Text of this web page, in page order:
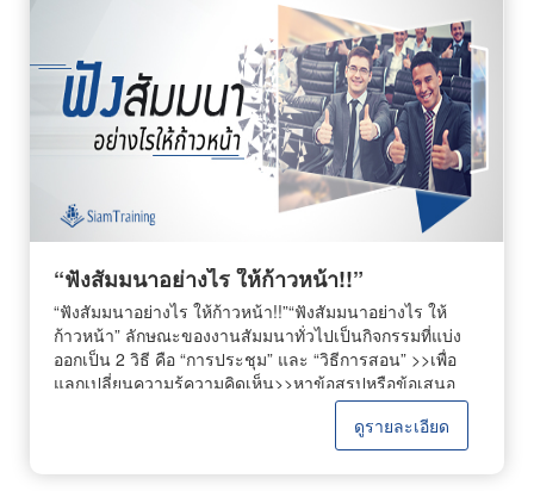
คนอื่นเชิดชูคุณจากใจจริงอีกด้วย 4.หาจินตนาการ
จินตนาการ คือ หนทางนำไปสู่ความสำเร็จ ดังนั้น วิธีสร้าง
จินตนาการง่ายๆ เลยคุณต้องลองวาดฝันว่า คุณอยากทำ
อะไร ต้องการประสบความสำเร็จด้านไหน แล้วตัวเองมี
ความถนัดเรื่องอะไร โดยต้องนำทั้งหมดมารวมกันเพื่อสร้าง
จินตนาการนั้นออกมา แล้วคุณก็จะเห็นลู่ทางในการลงมือทำ
เอง 5.ออกค้นหาการออกค้นหาสามารถให้อะไรคุณได้มาก
เลยทีเดียว ทั้งความรู้ แนวคิดใหม่ๆ จินตนาการ ความ
สร้างสรรค์ และอีกมากมาย ดังนั้น การออกค้นหาสิ่งที่ตัวเอง
ต้องการบนโลกกว้างก็ช่วยได้เยอะเช่นกัน 6.ลงมือทำการ
เรื่องน่าอาย เพราะการลงมือทำนี่แหละช่วยให้คุณค้นพบ
ความคิดใหม่ๆ แนวทางใหม่ ที่สำคัญอาจทำให้คุณมร
ประสบการณ์สร้างความสำเร็จได้โดยเร็วอีกด้วย 7.หาเวลา
ว่างให้ตัวเองการมีเวลาว่างเพื่อคิดอะไรบ้างอย่างในสถานที่ที่
เงียบสงบ สะดวกต่อการคิดทบทวนเรื่องต่างๆ ก็สามารถช่วย
ให้ความคิดไหลลื่น และแตกฉานได้โดยง่าย ดังนั้น ลองหา
เวลาว่าง และสถานที่สงบๆ คิดหาความก้าวหน้าดู แล้วคุณ
จะพบจุดจบแห่งความสำเร็จอย่างแน่นอน 8.อ่านให้เยอะการ
“ฟังสัมมนาอย่างไร ให้ก้าวหน้า!!”
“ฟังสัมมนาอย่างไร ให้ก้าวหน้า!!”“ฟังสัมมนาอย่างไร ให้
ก้าวหน้า” ลักษณะของงานสัมมนาทั่วไปเป็นกิจกรรมที่แบ่ง
ออกเป็น 2 วิธี คือ “การประชุม” และ “วิธีการสอน” >>เพื่อ
แลกเปลี่ยนความรู้ความคิดเห็น>>หาข้อสรุปหรือข้อเสนอ
แนะในเรื่องใดเรื่องหนึ่ง>>หาทางออกให้กับปัญหาแต่สำหรับ
ใครที่อยากประสบความสำเร็จต้องฟัง แล้ววิเคราะห์ และ
ทดลอง ดังนั้น เรามาดูกันว่า ฟังสัมมนาอย่างไร ให้มีความรู้
และก้าวหน้าได้อย่างสำเร็จ1.ฟังอย่างมีจุดมุ่งหมายโดยทั่วไป
ดูรายละเอียด